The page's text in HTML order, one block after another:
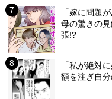
「嫁に問題
母の驚きの
張!?
「私が絶対
額を注ぎ自